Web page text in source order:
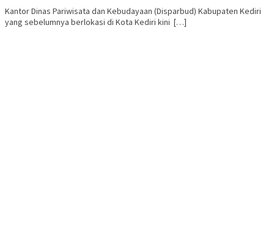
Kantor Dinas Pariwisata dan Kebudayaan (Disparbud) Kabupaten Kediri
yang sebelumnya berlokasi di Kota Kediri kini […]